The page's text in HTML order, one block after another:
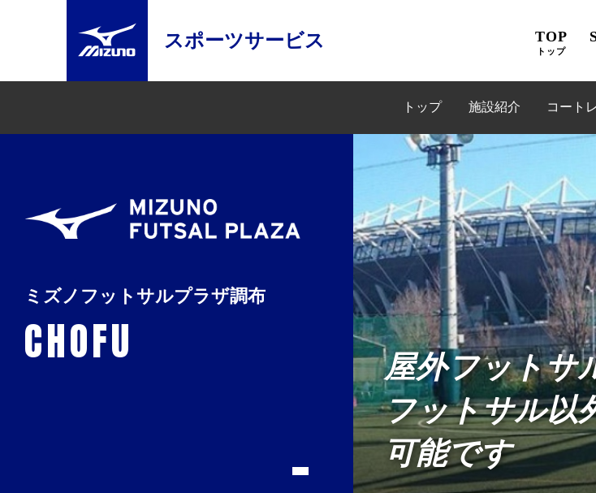
スポーツサービス TOP
トップ
トップ 施設紹介 コート
屋外フットサ
フットサル以
可能です
ミズノフットサルプラザ調布
CHOFU